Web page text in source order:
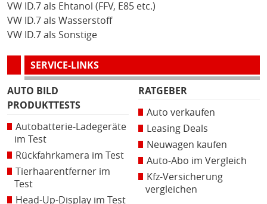
VW ID.7 als Ehtanol (FFV, E85 etc.)
VW ID.7 als Wasserstoff
VW ID.7 als Sonstige
SERVICE-LINKS
AUTO BILD
PRODUKTTESTS
Autobatterie-Ladegeräte
im Test
Rückfahrkamera im Test
Tierhaarentferner im
Test
Head-Up-Display im Test
RATGEBER
Auto verkaufen
Leasing Deals
Neuwagen kaufen
Auto-Abo im Vergleich
Kfz-Versicherung
vergleichen